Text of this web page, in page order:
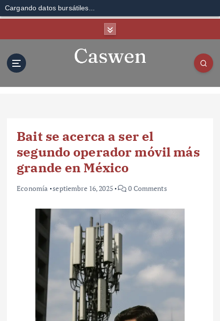
Cargando datos bursátiles...
Bait se acerca a ser el
segundo operador móvil más
grande en México
Economía septiembre 16, 2025 0 Comments